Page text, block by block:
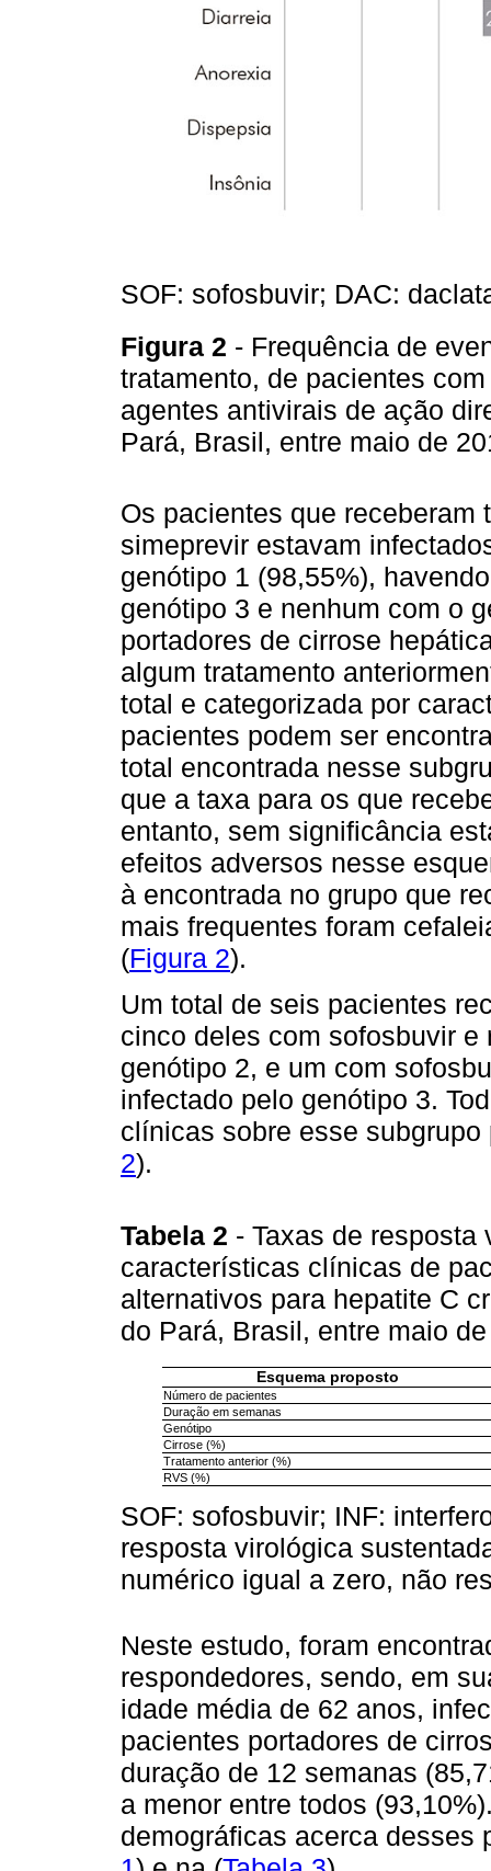
SOF: sofosbuvir; DAC:
Figura 2 - Frequência de
tratamento, de pacientes
agentes antivirais de ação
Pará, Brasil, entre maio de
Os pacientes que receberam
simeprevir estavam
genótipo 1 (98,55%),
genótipo 3 e nenhum com o
portadores de cirrose
algum tratamento
total e categorizada por
pacientes podem ser
total encontrada nesse
que a taxa para os que
entanto, sem significância
efeitos adversos nesse
à encontrada no grupo que
mais frequentes foram
(Figura 2).
Um total de seis pacientes
cinco deles com sofosbuvir
genótipo 2, e um com
infectado pelo genótipo 3.
clínicas sobre esse
2).
Tabela 2 - Taxas de
características clínicas de
alternativos para hepatite C
do Pará, Brasil, entre maio
Esquema proposto
Número de pacientes
Duração em semanas
Genótipo
Cirrose (%)
Tratamento anterior (%)
RVS (%)
SOF: sofosbuvir; INF:
resposta virológica
numérico igual a zero, não
Neste estudo, foram
respondedores, sendo, em
idade média de 62 anos,
pacientes portadores de
duração de 12 semanas
a menor entre todos
demográficas acerca desses